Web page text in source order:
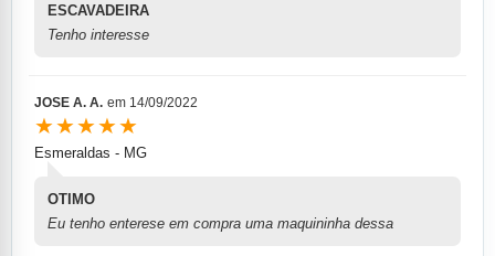
ESCAVADEIRA
Tenho interesse
JOSE A. A. em 14/09/2022
★★★★★
Esmeraldas - MG
OTIMO
Eu tenho enterese em compra uma maquininha dessa